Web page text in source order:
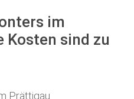
im
Kosten sind zu